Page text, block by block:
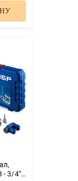
3/4″,